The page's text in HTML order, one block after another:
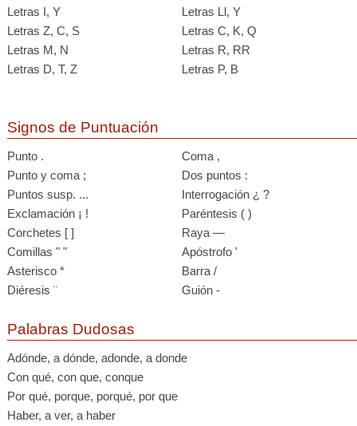
Letras I, Y
Letras Ll, Y
Letras Z, C, S
Letras C, K, Q
Letras M, N
Letras R, RR
Letras D, T, Z
Letras P, B
Signos de Puntuación
Punto .
Coma ,
Punto y coma ;
Dos puntos :
Puntos susp. ...
Interrogación ¿ ?
Exclamación ¡ !
Paréntesis ( )
Corchetes [ ]
Raya —
Comillas " "
Apóstrofo '
Asterisco *
Barra /
Diéresis ¨
Guión -
Palabras Dudosas
Adónde, a dónde, adonde, a donde
Con qué, con que, conque
Por qué, porque, porqué, por que
Haber, a ver, a haber